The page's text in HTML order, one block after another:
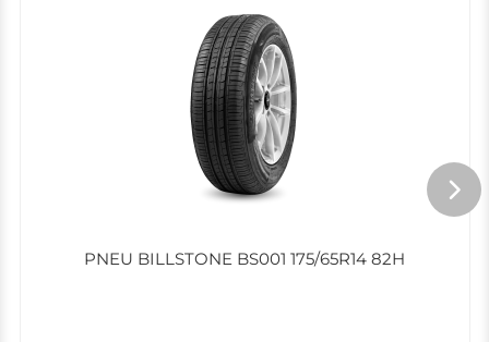
PNEU BILLSTONE BS001 175/65R14 82H